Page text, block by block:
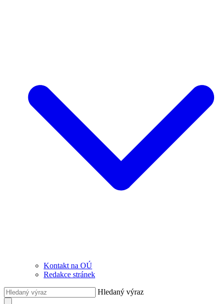
Kontakt na OÚ
Redakce stránek
Hledaný výraz